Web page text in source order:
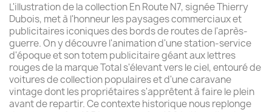
L'illustration de la collection En Route N7, signée Thierry
Dubois, met à l'honneur les paysages commerciaux et
publicitaires iconiques des bords de routes de l'après-
guerre. On y découvre l'animation d'une station-service
d'époque et son totem publicitaire géant aux lettres
rouges de la marque Total s'élevant vers le ciel, entouré de
voitures de collection populaires et d'une caravane
vintage dont les propriétaires s'apprêtent à faire le plein
avant de repartir. Ce contexte historique nous replonge